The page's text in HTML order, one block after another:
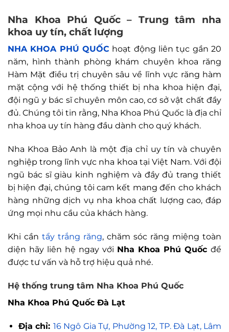
Nha Khoa Phú Quốc – Trung tâm nha
khoa uy tín, chất lượng
NHA KHOA PHÚ QUỐC hoạt động liên tục gần 20
năm, hình thành phòng khám chuyên khoa răng
Hàm Mặt điều trị chuyên sâu về lĩnh vực răng hàm
mặt cộng với hệ thống thiết bị nha khoa hiện đại,
đội ngũ y bác sĩ chuyên môn cao, cơ sở vật chất đầy
đủ. Chúng tôi tin rằng, Nha Khoa Phú Quốc là địa chỉ
nha khoa uy tín hàng đầu dành cho quý khách.
Nha Khoa Bảo Anh là một địa chỉ uy tín và chuyên
nghiệp trong lĩnh vực nha khoa tại Việt Nam. Với đội
ngũ bác sĩ giàu kinh nghiệm và đầy đủ trang thiết
bị hiện đại, chúng tôi cam kết mang đến cho khách
hàng những dịch vụ nha khoa chất lượng cao, đáp
ứng mọi nhu cầu của khách hàng.
Khi cần tẩy trắng răng, chăm sóc răng miệng toàn
diện hãy liên hệ ngay với Nha Khoa Phú Quốc để
được tư vấn và hỗ trợ hiệu quả nhé.
Hệ thống trung tâm Nha Khoa Phú Quốc
Nha Khoa Phú Quốc Đà Lạt
Địa chỉ: 16 Ngô Gia Tự, Phường 12, TP. Đà Lạt, Lâm